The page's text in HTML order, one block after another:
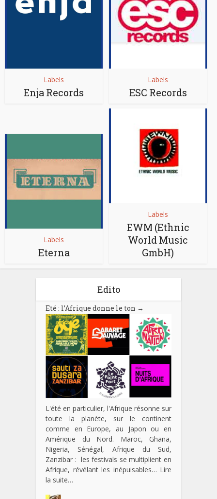
Labels
Enja Records
Labels
ESC Records
Labels
Eterna
Labels
EWM (Ethnic
World Music
GmbH)
Edito
Eté : l’Afrique donne le ton →
L'été en particulier, l'Afrique résonne sur
toute la planète, sur le continent
comme en Europe, au Japon ou en
Amérique du Nord. Maroc, Ghana,
Nigeria, Sénégal, Afrique du Sud,
Zanzibar : les festivals se multiplient en
Afrique, révélant les inépuisables… Lire
la suite…